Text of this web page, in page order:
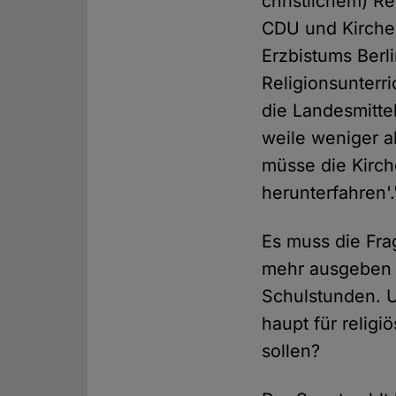
CDU und
Erzbistums
die
weile weni­ger
müsse die
Es muss die
mehr
Schulstunden.
haupt für
sol­len?